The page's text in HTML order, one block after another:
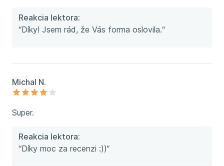
Reakcia lektora:
“Díky! Jsem rád, že Vás forma oslovila.“
Michal N.
Super.
Reakcia lektora:
“Díky moc za recenzi :))“